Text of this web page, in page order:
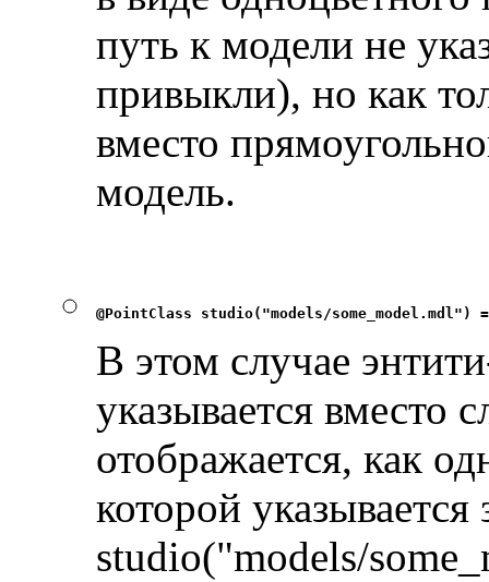
путь к модели не
привыкли), но как
вместо
модель.
@PointClass studio("models/
В этом случае
указывается вместо
отображается, как
которой указывается
studio("models/